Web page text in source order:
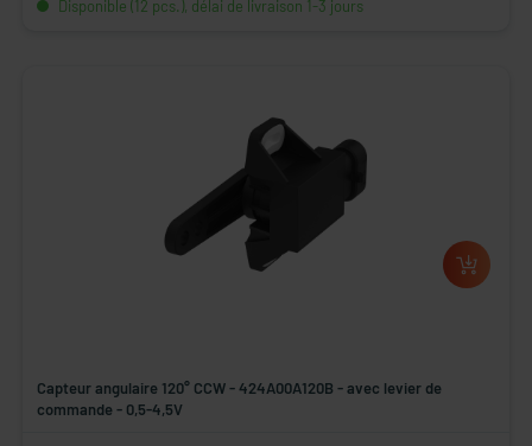
Disponible (12 pcs.), délai de livraison 1-3 jours
Capteur angulaire 120° CCW - 424A00A120B - avec levier de
commande - 0,5-4,5V